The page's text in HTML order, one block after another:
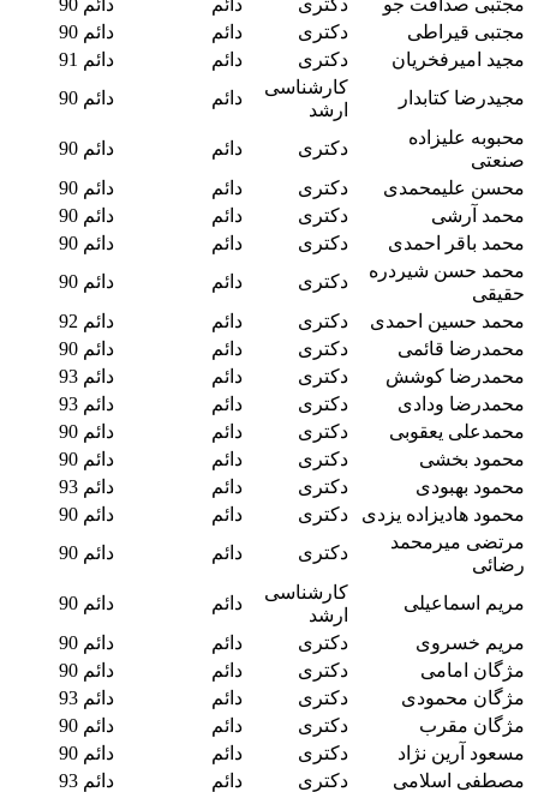
مجتبی قیراطی
دکتری دائم
دائم 90
مجید امیرفخریان
دکتری دائم
دائم 91
مجیدرضا کتابدار
کارشناسی
ارشد
دائم
دائم 90
محبوبه علیزاده
صنعتی
دکتری دائم
دائم 90
محسن علیمحمدی
دکتری دائم
دائم 90
محمد آرشی
دکتری دائم
دائم 90
محمد باقر احمدی
دکتری دائم
دائم 90
محمد حسن شیردره
حقیقی
دکتری دائم
دائم 90
محمد حسین احمدی
دکتری دائم
دائم 92
محمدرضا قائمی
دکتری دائم
دائم 90
محمدرضا کوشش
دکتری دائم
دائم 93
محمدرضا ودادی
دکتری دائم
دائم 93
محمدعلی یعقوبی
دکتری دائم
دائم 90
محمود بخشی
دکتری دائم
دائم 90
محمود بهبودی
دکتری دائم
دائم 93
محمود هادیزاده یزدی
دکتری دائم
دائم 90
مرتضی میرمحمد
رضائی
دکتری دائم دائم 90
مریم اسماعیلی
کارشناسی
ارشد
دائم
دائم 90
مریم خسروی
دکتری دائم
دائم 90
مژگان امامی
دکتری دائم
دائم 90
مژگان محمودی
دکتری دائم
دائم 93
مژگان مقرب
دکتری دائم
دائم 90
مسعود آرین نژاد
دکتری دائم
دائم 90
مصطفی اسلامی
دکتری دائم
دائم 93